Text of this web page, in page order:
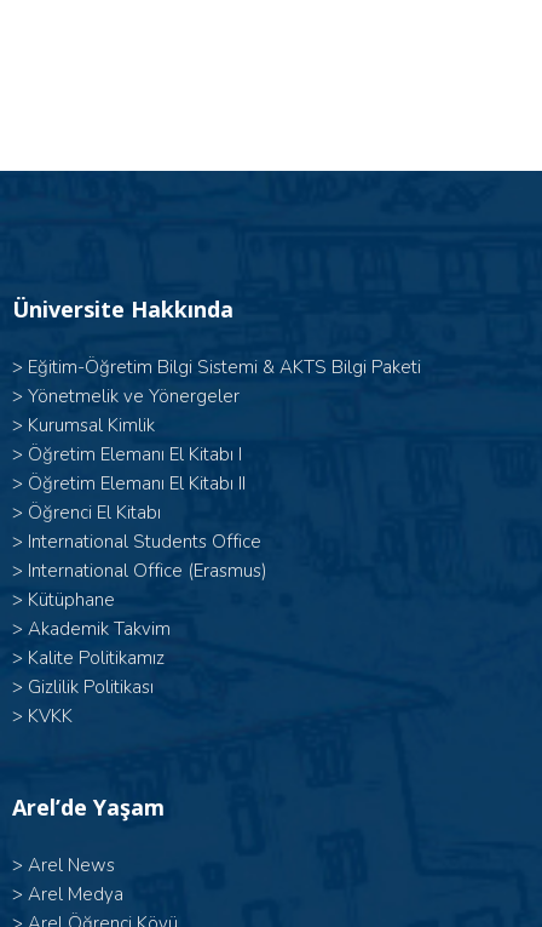
Üniversite Hakkında
> Eğitim-Öğretim Bilgi Sistemi & AKTS Bilgi Paketi
> Yönetmelik ve Yönergeler
> Kurumsal Kimlik
> Öğretim Elemanı El Kitabı I
> Öğretim Elemanı El Kitabı II
> Öğrenci El Kitabı
> International Students Office
> International Office (Erasmus)
> Kütüphane
> Akademik Takvim
> Kalite Politikamız
> Gizlilik Politikası
> KVKK
Arel’de Yaşam
> Arel News
> Arel Medya